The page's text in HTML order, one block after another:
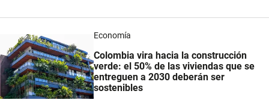
Economía
Colombia vira hacia la construcción
verde: el 50% de las viviendas que se
entreguen a 2030 deberán ser
sostenibles